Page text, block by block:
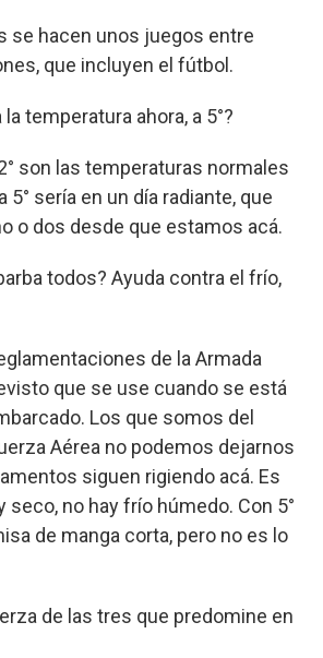
se hacen unos juegos entre
que incluyen el fútbol.
temperatura ahora, a 5°?
son las temperaturas normales
5° sería en un día radiante, que
o dos desde que estamos acá.
todos? Ayuda contra el frío,
de la Armada
que se use cuando se está
Los que somos del
Aérea no podemos dejarnos
siguen rigiendo acá. Es
seco, no hay frío húmedo. Con 5°
de manga corta, pero no es lo
de las tres que predomine en